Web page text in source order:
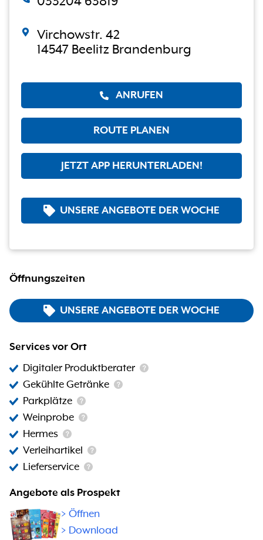
Virchowstr. 42
14547 Beelitz Brandenburg
ANRUFEN
ROUTE PLANEN
JETZT APP HERUNTERLADEN!
UNSERE ANGEBOTE DER WOCHE
Öffnungszeiten
UNSERE ANGEBOTE DER WOCHE
Services vor Ort
Digitaler Produktberater
Gekühlte Getränke
Parkplätze
Weinprobe
Hermes
Verleihartikel
Lieferservice
Angebote als Prospekt
> Öffnen
> Download